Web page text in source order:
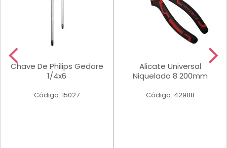
Chave De Philips Gedore
1/4x6
Código: 15027
Alicate Universal
Niquelado 8 200mm
Código: 42988